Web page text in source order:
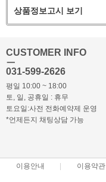
상품정보고시 보기
CUSTOMER INFO
ㅡ
031-599-2626
평일 10:00 ~ 18:00
토, 일, 공휴일 : 휴무
토요일:사전 전화예약제 운영
*언제든지 채팅상담 가능
이용안내 이용약관